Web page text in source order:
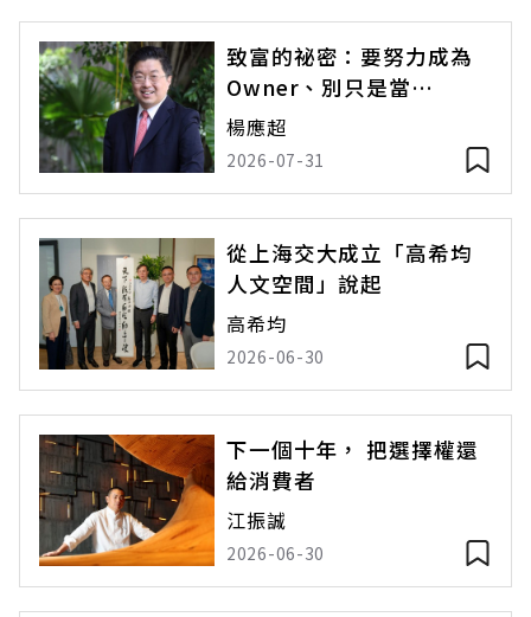
致富的祕密：要努力成為
Owner、別只是當
Operator
楊應超
2026-07-31
從上海交大成立「高希均
人文空間」說起
高希均
2026-06-30
下一個十年， 把選擇權還
給消費者
江振誠
2026-06-30